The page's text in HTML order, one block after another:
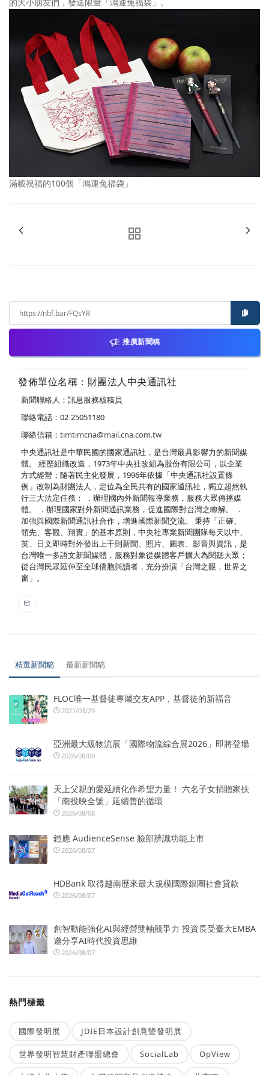
的大小朋友們，發送限量「鴻運兔福袋」。
滿載祝福的100個「鴻運兔福袋」
推廣新聞稿
發佈單位名稱：財團法人中央通訊社
新聞聯絡人：訊息服務核稿員
聯絡電話：02-25051180
聯絡信箱： timtimcna@mail.cna.com.tw
中央通訊社是中華民國的國家通訊社，是台灣最具影響力的新聞媒
體。 經歷組織改造，1973年中央社改組為股份有限公司，以企業
方式經營；隨著民主化發展，1996年依據「中央通訊社設置條
例」改制為財團法人，定位為全民共有的國家通訊社，獨立超然執
行三大法定任務： ．辦理國內外新聞報導業務，服務大眾傳播媒
體。 ．辦理國家對外新聞通訊業務，促進國際對台灣之瞭解。 ．
加強與國際新聞通訊社合作，增進國際新聞交流。 秉持「正確、
領先、客觀、翔實」的基本原則，中央社專業新聞團隊每天以中、
英、日文即時對外發出上千則新聞、照片、圖表、影音與資訊，是
台灣唯一多語文新聞媒體，服務對象從媒體客戶擴大為閱聽大眾；
從台灣民眾延伸至全球僑胞與讀者，充分扮演「台灣之眼，世界之
窗」。
精選新聞稿 最新新聞稿
FLOC唯一基督徒專屬交友APP，基督徒的新福音
2021/03/29
亞洲最大級物流展「國際物流綜合展2026」即將登場
2026/08/09
天上父親的愛延續化作希望力量！ 六名子女捐贈家扶
「南投映全號」延續善的循環
2026/08/08
鎧應 AudienceSense 臉部辨識功能上市
2026/08/07
HDBank 取得越南歷來最大規模國際銀團社會貸款
2026/08/07
創智動能強化AI與經營雙軸競爭力 投資長受臺大EMBA
邀分享AI時代投資思維
2026/08/07
熱門標籤
國際發明展 JDIE日本設計創意暨發明展
世界發明智慧財產聯盟總會 SocialLab OpView